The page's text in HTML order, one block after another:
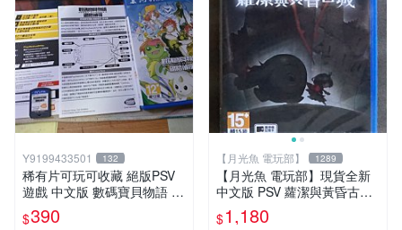
Y9199433501 132
稀有片可玩可收藏 絕版PSV
遊戲 中文版 數碼寶貝物語 網
路偵探 中文版
$390
【月光魚 電玩部】 1289
【月光魚 電玩部】現貨全新
中文版 PSV 蘿潔與黃昏古城
亞版中文一般版 亞洲中文版
$1,180